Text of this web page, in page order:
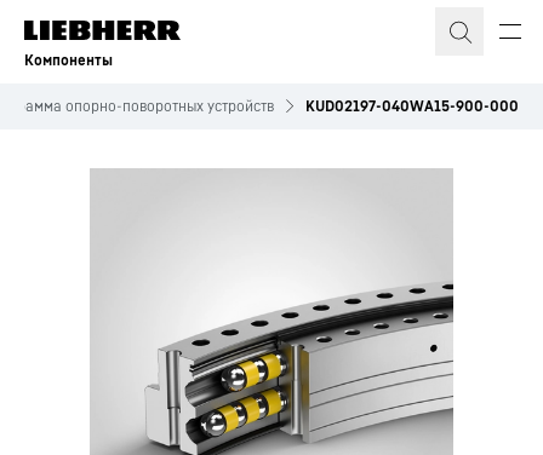
Компоненты
опорно-поворотных устройств KUD02197-040WA15-900-000